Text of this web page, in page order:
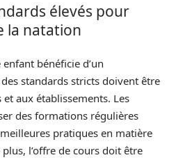
élevés pour
la natation
bénéficie d’un
standards stricts doivent être
aux établissements. Les
des formations régulières
pratiques en matière
l’offre de cours doit être